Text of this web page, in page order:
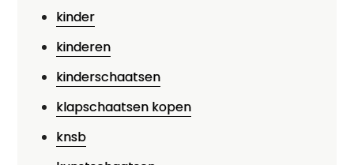
kinder
kinderen
kinderschaatsen
klapschaatsen kopen
knsb